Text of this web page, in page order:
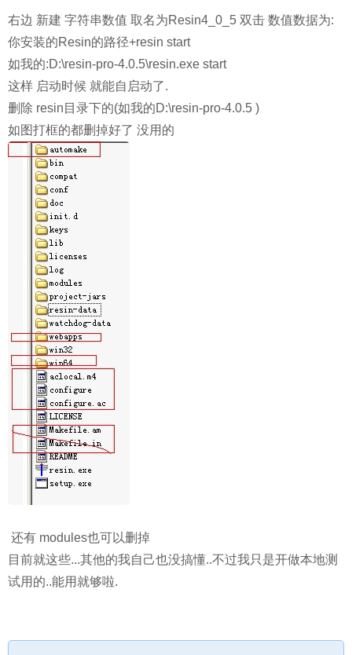
右边 新建 字符串数值 取名为Resin4_0_5 双击 数值数据为:
你安装的Resin的路径+resin start
如我的:D:\resin-pro-4.0.5\resin.exe start
这样 启动时候 就能自启动了.
删除 resin目录下的(如我的D:\resin-pro-4.0.5 )
如图打框的都删掉好了 没用的
还有 modules也可以删掉
目前就这些...其他的我自己也没搞懂..不过我只是开做本地测
试用的..能用就够啦.